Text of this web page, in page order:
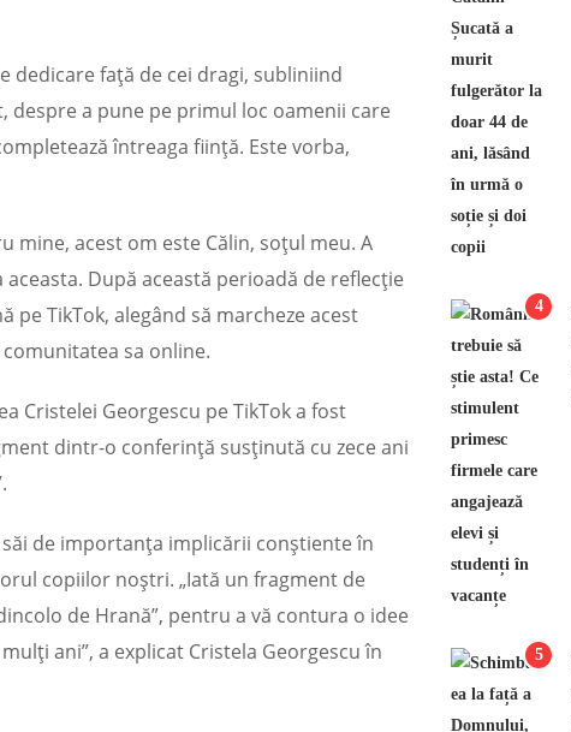
dedicare față de cei dragi, subliniind
a pune pe primul loc oamenii care
întreaga ființă. Este vorba,
mine, acest om este Călin, soțul meu. A
După această perioadă de reflecție
pe TikTok, alegând să marcheze acest
sa online.
Cristelei Georgescu pe TikTok a fost
dintr-o conferință susținută cu zece ani
de importanța implicării conștiente în
copiilor noștri. „Iată un fragment de
de Hrană”, pentru a vă contura o idee
ani”, a explicat Cristela Georgescu în
4
5